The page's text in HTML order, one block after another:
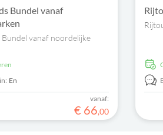
Bundel vanaf
vanaf noordelijke
En
vanaf:
€ 66,00